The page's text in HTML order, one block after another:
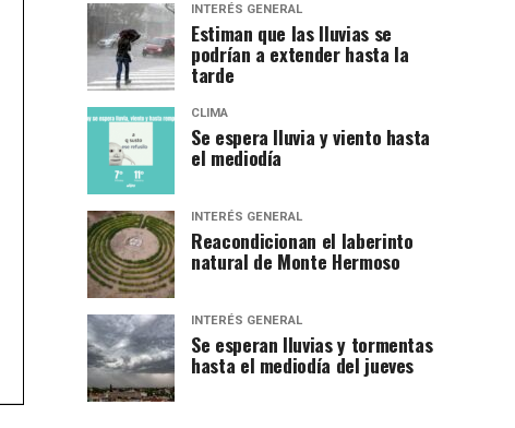
INTERÉS GENERAL
Estiman que las lluvias se
podrían a extender hasta la
tarde
CLIMA
Se espera lluvia y viento hasta
el mediodía
INTERÉS GENERAL
Reacondicionan el laberinto
natural de Monte Hermoso
INTERÉS GENERAL
Se esperan lluvias y tormentas
hasta el mediodía del jueves